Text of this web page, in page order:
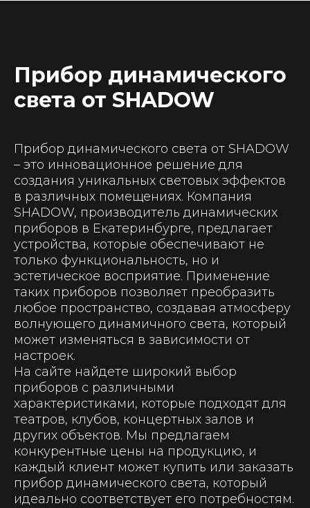
Прибор динамического
света от SHADOW
Прибор динамического света от SHADOW
– это инновационное решение для
создания уникальных световых эффектов
в различных помещениях. Компания
SHADOW, производитель динамических
приборов в Екатеринбурге, предлагает
устройства, которые обеспечивают не
только функциональность, но и
эстетическое восприятие. Применение
таких приборов позволяет преобразить
любое пространство, создавая атмосферу
волнующего динамичного света, который
может изменяться в зависимости от
настроек.
На сайте найдете широкий выбор
приборов с различными
характеристиками, которые подходят для
театров, клубов, концертных залов и
других объектов. Мы предлагаем
конкурентные цены на продукцию, и
каждый клиент может купить или заказать
прибор динамического света, который
идеально соответствует его потребностям.